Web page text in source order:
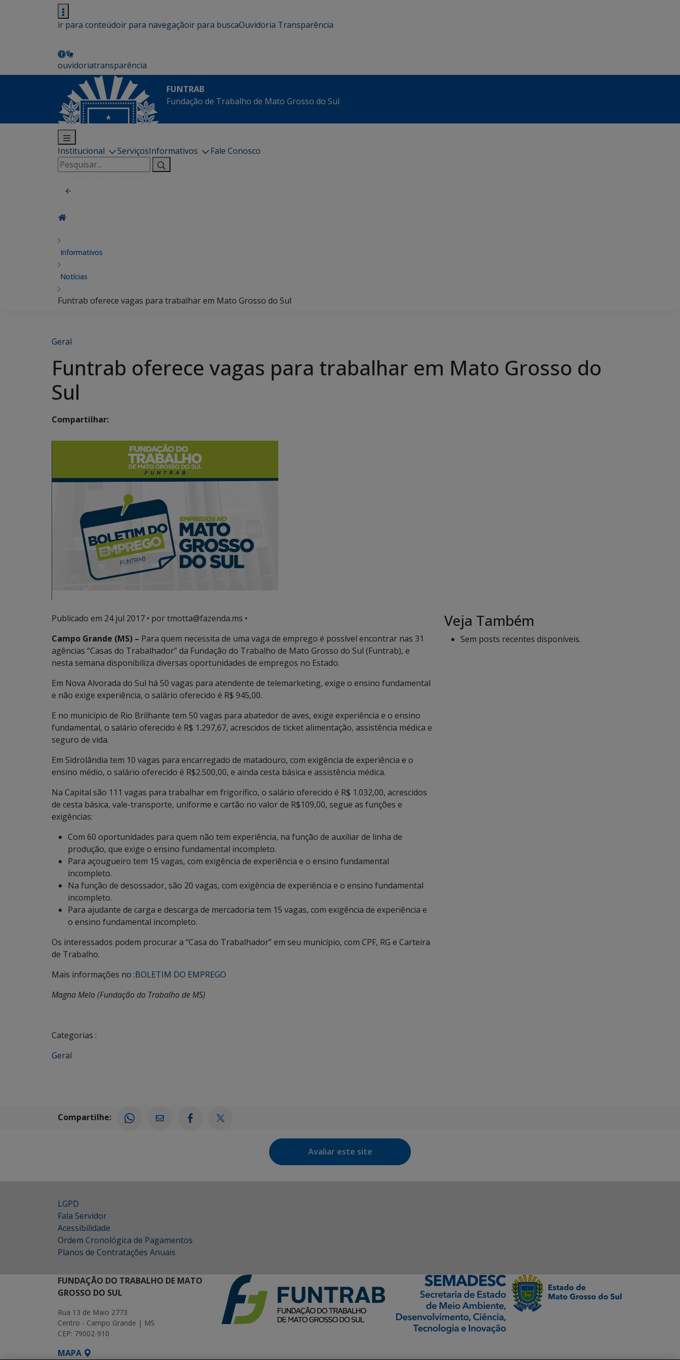
ir para conteúdoir para navegaçãoir para buscaOuvidoria Transparência
ouvidoriatransparência
FUNTRAB
Fundação de Trabalho de Mato Grosso do Sul
Institucional ServiçosInformativos
Fale Conosco
Pesquisar
por:
Informativos
Notícias
Funtrab oferece vagas para trabalhar em Mato Grosso do Sul
Geral
Funtrab oferece vagas para trabalhar em Mato Grosso do
Sul
Compartilhar:
Publicado em 24 jul 2017 • por tmotta@fazenda.ms •
Campo Grande (MS) – Para quem necessita de uma vaga de emprego é possível encontrar nas 31
agências “Casas do Trabalhador” da Fundação do Trabalho de Mato Grosso do Sul (Funtrab), e
nesta semana disponibiliza diversas oportunidades de empregos no Estado.
Em Nova Alvorada do Sul há 50 vagas para atendente de telemarketing, exige o ensino fundamental
e não exige experiência, o salário oferecido é R$ 945,00.
E no município de Rio Brilhante tem 50 vagas para abatedor de aves, exige experiência e o ensino
fundamental, o salário oferecido é R$ 1.297,67, acrescidos de ticket alimentação, assistência médica e
seguro de vida.
Em Sidrolândia tem 10 vagas para encarregado de matadouro, com exigência de experiência e o
ensino médio, o salário oferecido é R$2.500,00, e ainda cesta básica e assistência médica.
Na Capital são 111 vagas para trabalhar em frigorífico, o salário oferecido é R$ 1.032,00, acrescidos
de cesta básica, vale-transporte, uniforme e cartão no valor de R$109,00, segue as funções e
exigências:
Com 60 oportunidades para quem não tem experiência, na função de auxiliar de linha de
produção, que exige o ensino fundamental incompleto.
Para açougueiro tem 15 vagas, com exigência de experiência e o ensino fundamental
incompleto.
Na função de desossador, são 20 vagas, com exigência de experiência e o ensino fundamental
incompleto.
Para ajudante de carga e descarga de mercadoria tem 15 vagas, com exigência de experiência e
o ensino fundamental incompleto.
Os interessados podem procurar a “Casa do Trabalhador” em seu município, com CPF, RG e Carteira
de Trabalho.
Mais informações no :BOLETIM DO EMPREGO
Magna Melo (Fundação do Trabalho de MS)
Categorias :
Geral
Veja Também
Sem posts recentes disponíveis.
Compartilhe:
Avaliar este site
LGPD
Fala Servidor
Acessibilidade
Ordem Cronológica de Pagamentos
Planos de Contratações Anuais
FUNDAÇÃO DO TRABALHO DE MATO
GROSSO DO SUL
Rua 13 de Maio 2773
Centro - Campo Grande | MS
CEP: 79002-910
MAPA